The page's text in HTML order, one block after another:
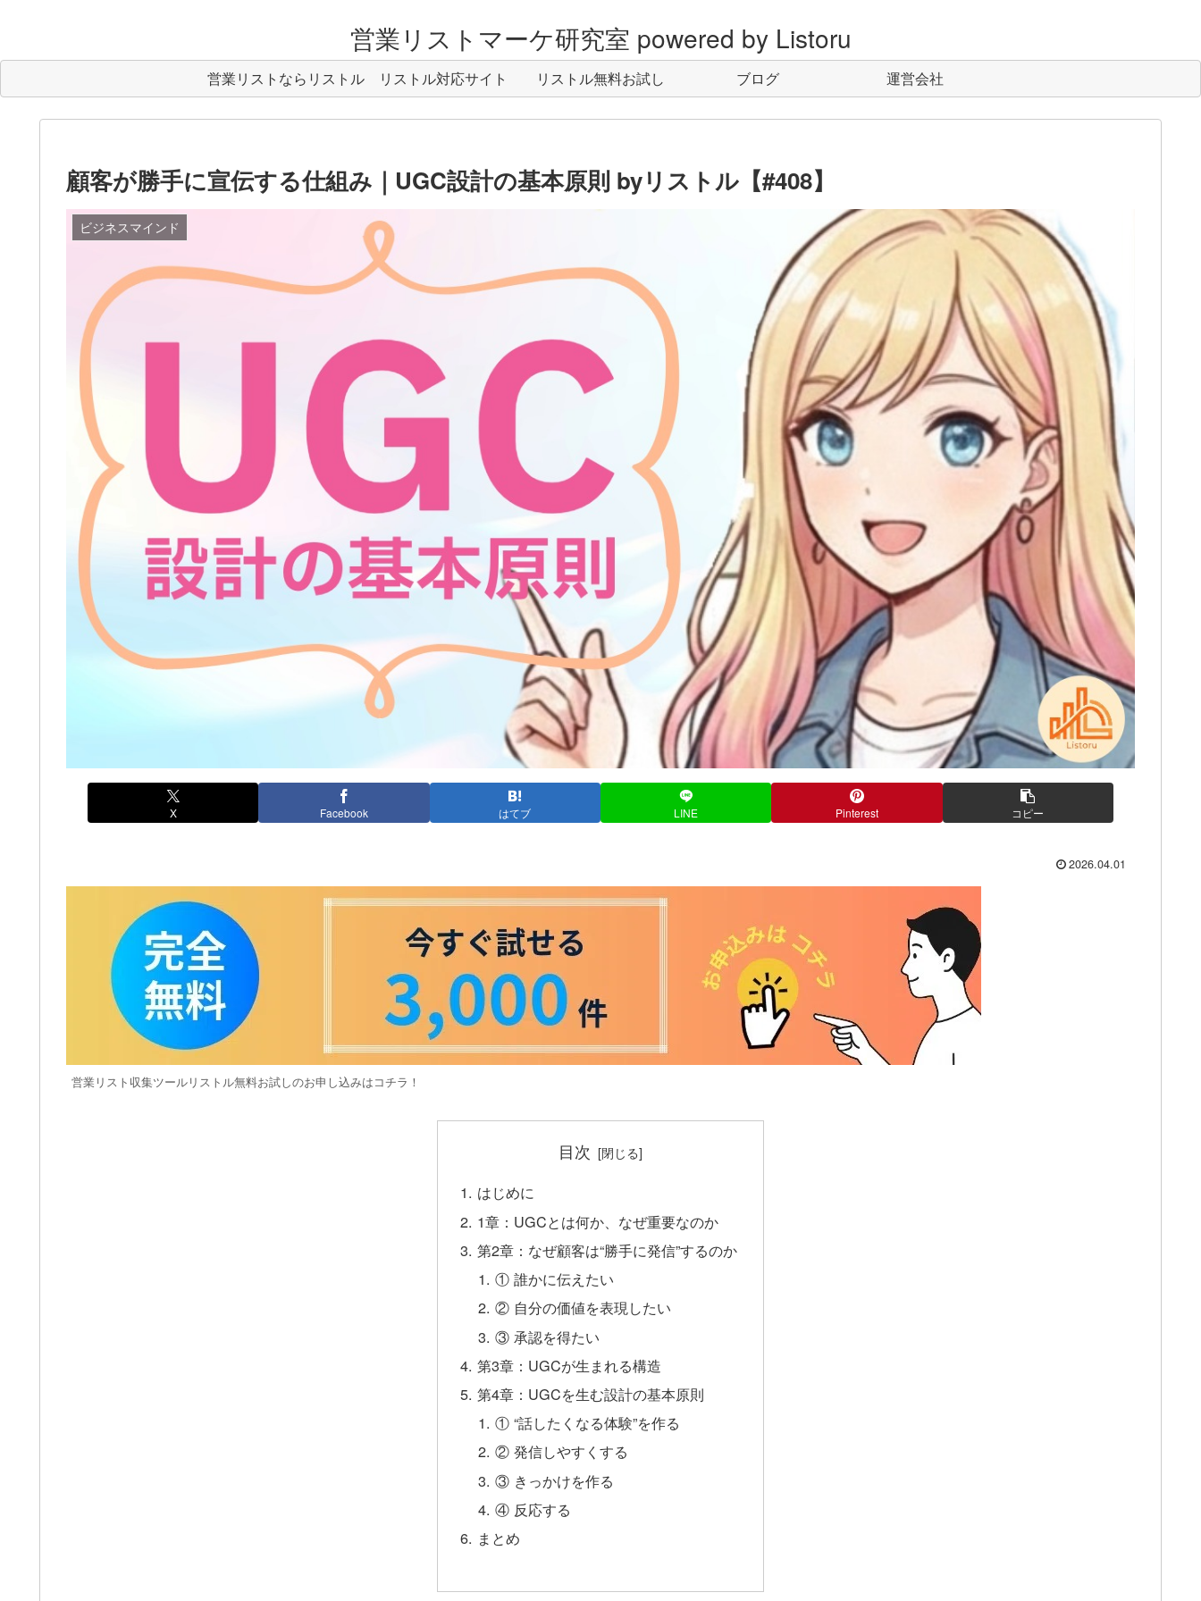
営業リストマーケ研究室 powered by Listoru
営業リストならリストル リストル対応サイト リストル無料お試し ブログ 運営会社
顧客が勝手に宣伝する仕組み｜UGC設計の基本原則 byリストル【#408】
ビジネスマインド
X Facebook はてブ LINE Pinterest コピー
2026.04.01
営業リスト収集ツールリストル無料お試しのお申し込みはコチラ！
目次
はじめに
1章：UGCとは何か、なぜ重要なのか
第2章：なぜ顧客は“勝手に発信”するのか
① 誰かに伝えたい
② 自分の価値を表現したい
③ 承認を得たい
第3章：UGCが生まれる構造
第4章：UGCを生む設計の基本原則
① “話したくなる体験”を作る
② 発信しやすくする
③ きっかけを作る
④ 反応する
まとめ